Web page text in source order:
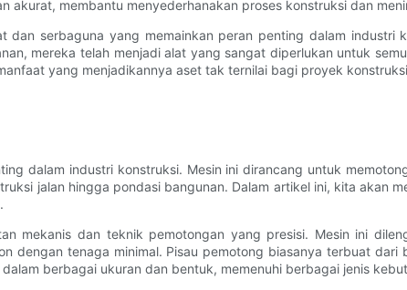
akurat, membantu menyederhanakan proses konstruksi dan
dan serbaguna yang memainkan peran penting dalam industri
mereka telah menjadi alat yang sangat diperlukan untuk
yang menjadikannya aset tak ternilai bagi proyek
dalam industri konstruksi. Mesin ini dirancang untuk
jalan hingga pondasi bangunan. Dalam artikel ini, kita akan
mekanis dan teknik pemotongan yang presisi. Mesin ini
dengan tenaga minimal. Pisau pemotong biasanya terbuat
berbagai ukuran dan bentuk, memenuhi berbagai jenis